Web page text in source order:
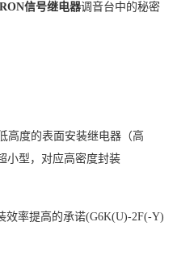
信号继电器调音台中的秘密
高度的表面安装继电器（高
小型，对应高密度封装
效率提高的承诺(G6K(U)-2F(-Y)